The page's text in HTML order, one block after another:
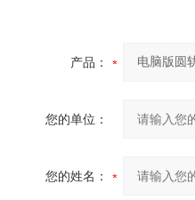
产品：
您的单位：
您的姓名：